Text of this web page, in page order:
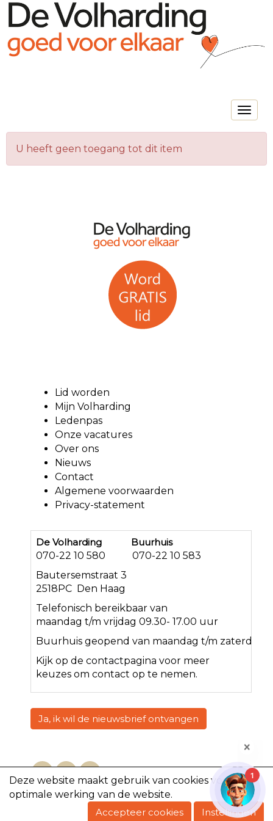
Toggle
Deze website maakt gebruik van cookies voor een
optimale werking van de website.
Accepteer cookies
Instellingen
U heeft geen toegang tot dit item
Lid worden
Mijn Volharding
Ledenpas
Onze vacatures
Over ons
Nieuws
Contact
Algemene voorwaarden
Privacy-statement
De Volharding Buurhuis
070-22 10 580 070-22 10 583
Bautersemstraat 3
2518PC Den Haag
Telefonisch bereikbaar van
maandag t/m vrijdag 09.30- 17.00 uur
Buurhuis geopend van maandag t/m zaterdag<
Kijk op de contactpagina voor meer
keuzes om contact op te nemen.
Ja, ik wil de nieuwsbrief ontvangen
Copyright @2023, De Volharding
1